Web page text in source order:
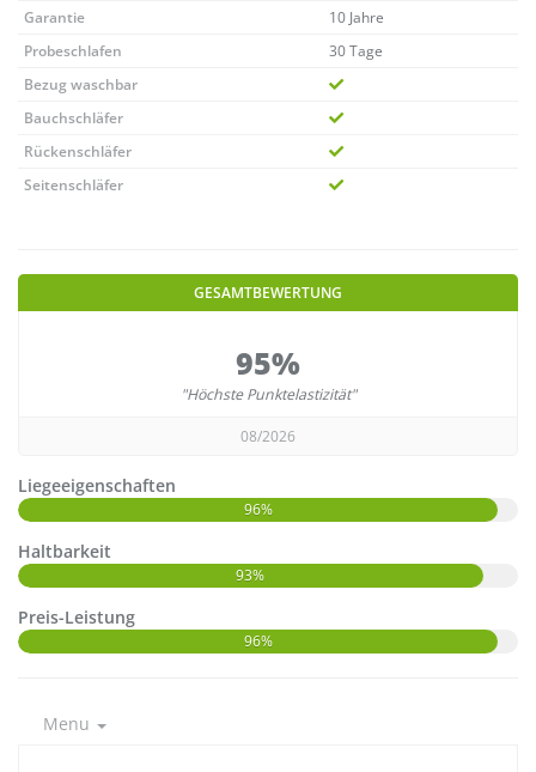
Garantie
10 Jahre
Probeschlafen
30 Tage
Bezug waschbar
Bauchschläfer
Rückenschläfer
Seitenschläfer
GESAMTBEWERTUNG
95%
"Höchste Punktelastizität"
08/2026
Liegeeigenschaften
96%
Haltbarkeit
93%
Preis-Leistung
96%
Menu